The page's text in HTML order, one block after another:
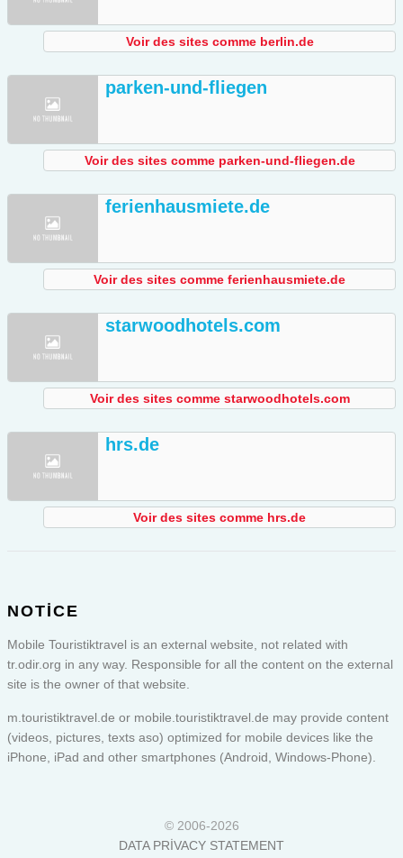
Voir des sites comme berlin.de
parken-und-fliegen
Voir des sites comme parken-und-fliegen.de
ferienhausmiete.de
Voir des sites comme ferienhausmiete.de
starwoodhotels.com
Voir des sites comme starwoodhotels.com
hrs.de
Voir des sites comme hrs.de
NOTICE
Mobile Touristiktravel is an external website, not related with
tr.odir.org in any way. Responsible for all the content on the external
site is the owner of that website.
m.touristiktravel.de or mobile.touristiktravel.de may provide content
(videos, pictures, texts aso) optimized for mobile devices like the
iPhone, iPad and other smartphones (Android, Windows-Phone).
© 2006-2026
DATA PRIVACY STATEMENT